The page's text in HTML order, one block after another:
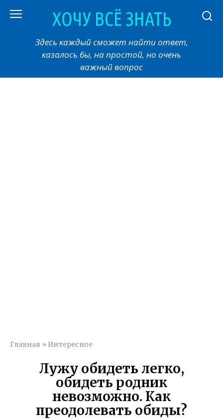
ХОЧУ ВСЁ ЗНАТЬ
Здесь каждый сможет найти ответ,
казалось бы, на простой, но очень
важный вопрос
Главная » Интересное
Лужу обидеть легко,
обидеть родник
невозможно. Как
преодолевать обиды?